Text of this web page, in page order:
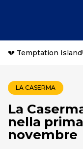
💔 Temptation Island
LA CASERMA
La
nella
novembre